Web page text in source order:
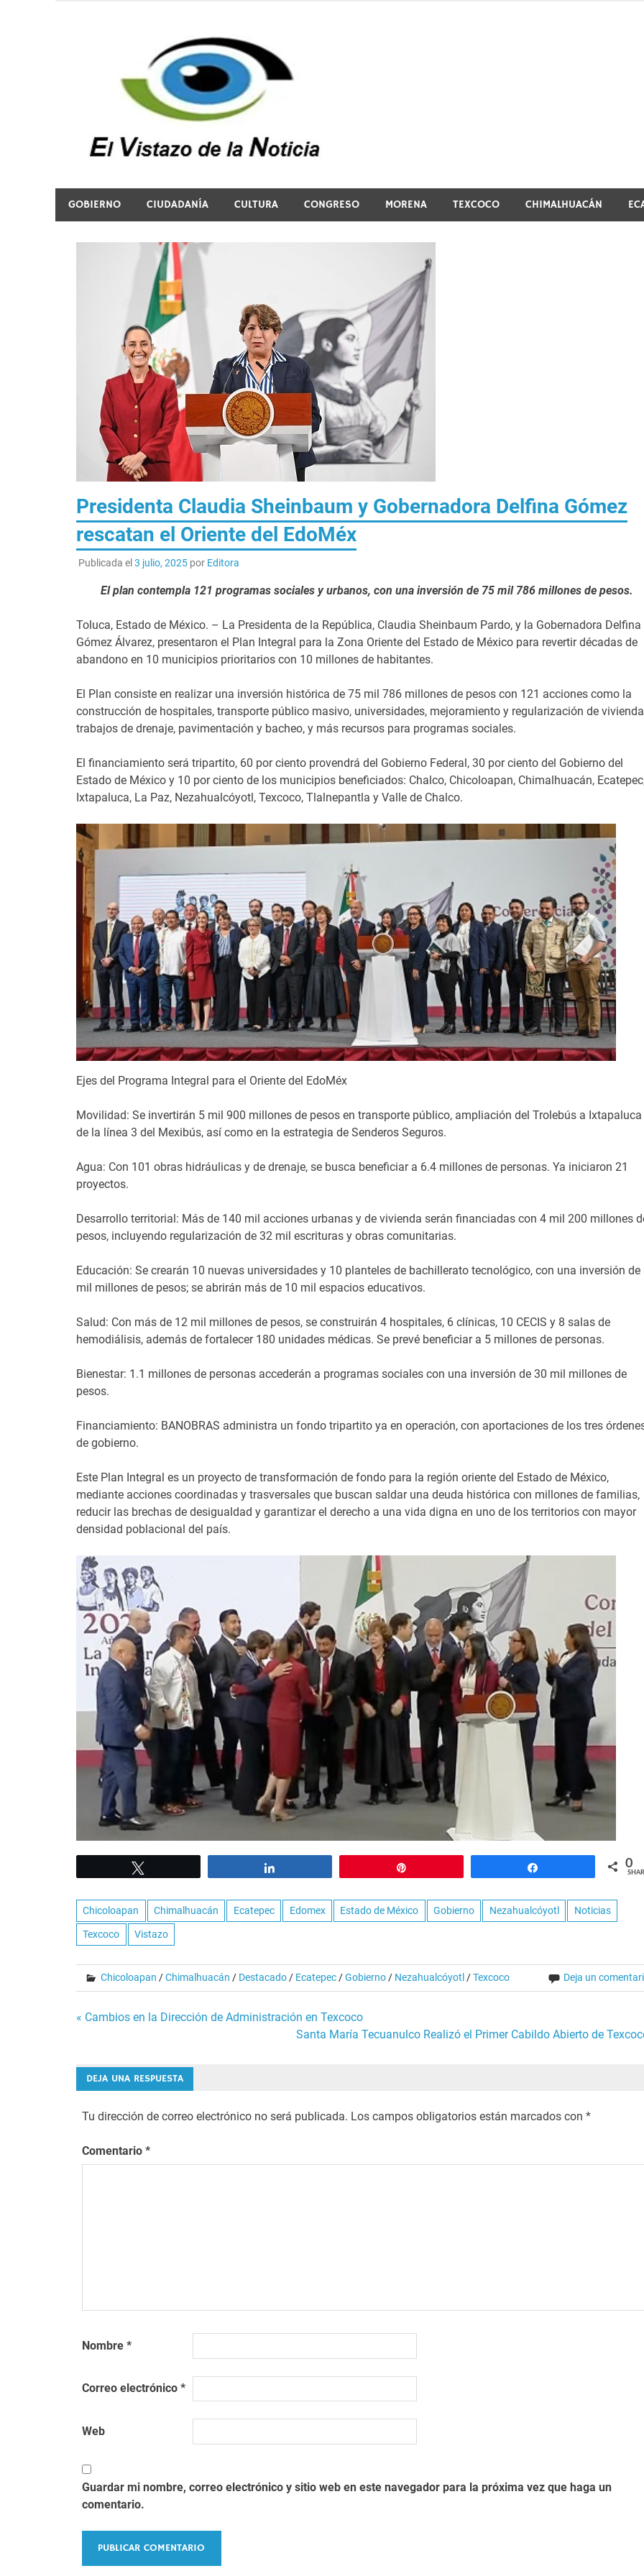
GOBIERNO CIUDADANÍA CULTURA CONGRESO MORENA TEXCOCO CHIMALHUACÁN
Presidenta Claudia Sheinbaum y Gobernadora Delfina Gómez
rescatan el Oriente del EdoMéx
Publicada el3 julio, 2025por Editora
El plan contempla 121 programas sociales y urbanos, con una inversión de 75 mil 786 millones de pesos.
Toluca, Estado de México. – La Presidenta de la República, Claudia Sheinbaum Pardo, y la Gobernadora Delfina
Gómez Álvarez, presentaron el Plan Integral para la Zona Oriente del Estado de México para revertir décadas de
abandono en 10 municipios prioritarios con 10 millones de habitantes.
El Plan consiste en realizar una inversión histórica de 75 mil 786 millones de pesos con 121 acciones como la
construcción de hospitales, transporte público masivo, universidades, mejoramiento y regularización de
trabajos de drenaje, pavimentación y bacheo, y más recursos para programas sociales.
El financiamiento será tripartito, 60 por ciento provendrá del Gobierno Federal, 30 por ciento del Gobierno del
Estado de México y 10 por ciento de los municipios beneficiados: Chalco, Chicoloapan, Chimalhuacán,
Ixtapaluca, La Paz, Nezahualcóyotl, Texcoco, Tlalnepantla y Valle de Chalco.
Ejes del Programa Integral para el Oriente del EdoMéx
Movilidad: Se invertirán 5 mil 900 millones de pesos en transporte público, ampliación del Trolebús a Ixtapaluca
de la línea 3 del Mexibús, así como en la estrategia de Senderos Seguros.
Agua: Con 101 obras hidráulicas y de drenaje, se busca beneficiar a 6.4 millones de personas. Ya iniciaron 21
proyectos.
Desarrollo territorial: Más de 140 mil acciones urbanas y de vivienda serán financiadas con 4 mil 200 millones
pesos, incluyendo regularización de 32 mil escrituras y obras comunitarias.
Educación: Se crearán 10 nuevas universidades y 10 planteles de bachillerato tecnológico, con una inversión de
mil millones de pesos; se abrirán más de 10 mil espacios educativos.
Salud: Con más de 12 mil millones de pesos, se construirán 4 hospitales, 6 clínicas, 10 CECIS y 8 salas de
hemodiálisis, además de fortalecer 180 unidades médicas. Se prevé beneficiar a 5 millones de personas.
Bienestar: 1.1 millones de personas accederán a programas sociales con una inversión de 30 mil millones de
pesos.
Financiamiento: BANOBRAS administra un fondo tripartito ya en operación, con aportaciones de los tres
de gobierno.
Este Plan Integral es un proyecto de transformación de fondo para la región oriente del Estado de México,
mediante acciones coordinadas y trasversales que buscan saldar una deuda histórica con millones de familias,
reducir las brechas de desigualdad y garantizar el derecho a una vida digna en uno de los territorios con mayor
densidad poblacional del país.
0
Chicoloapan Chimalhuacán Ecatepec Edomex Estado de México Gobierno Nezahualcóyotl Noticias
Texcoco Vistazo
Chicoloapan /Chimalhuacán / Destacado/ Ecatepec/Gobierno/ Nezahualcóyotl /Texcoco Deja un
Navegación
entradas
« Cambios en la Dirección de Administración en Texcoco
Santa María Tecuanulco Realizó el Primer Cabildo Abierto de
DEJA UNA RESPUESTA
Tu dirección de correo electrónico no será publicada. Los campos obligatorios están marcados con *
Comentario *
Nombre *
Correo electrónico *
Web
Guardar mi nombre, correo electrónico y sitio web en este navegador para la próxima vez que haga un
comentario.